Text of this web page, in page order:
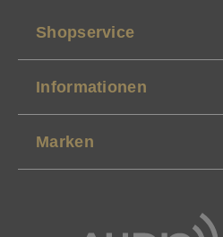
Shopservice
Informationen
Marken